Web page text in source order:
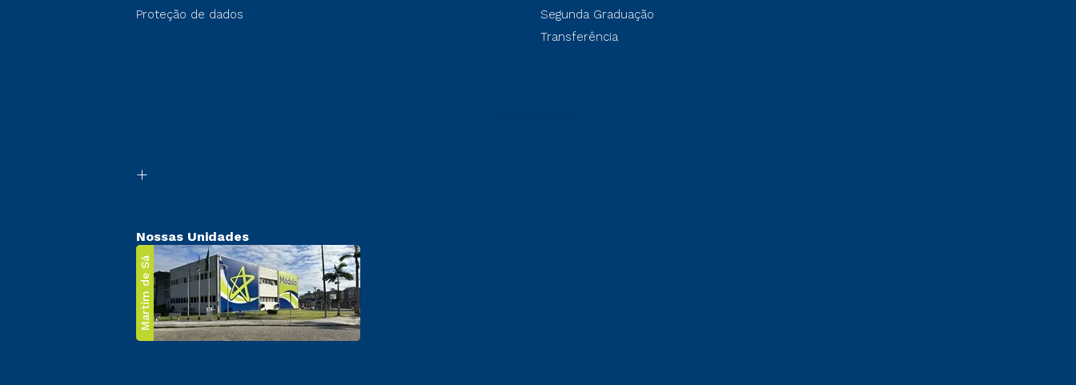
Proteção de dados
Segunda Graduação
Transferência
Nossas Unidades
Martim de Sá